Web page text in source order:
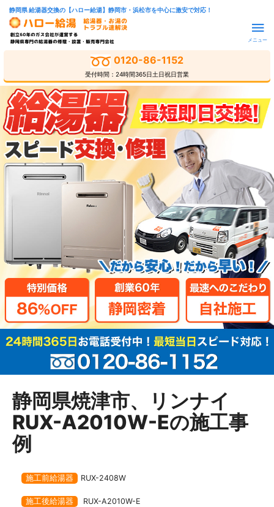
静岡県 給湯器交換の【ハロー給湯】静岡市・浜松市を中心に激安で対応！
メニュー
0120-86-1152
受付時間：24時間365日土日祝日営業
静岡県焼津市、リンナイ
RUX-A2010W-Eの施工事
例
施工前給湯器 RUX-2408W
施工後給湯器 RUX-A2010W-E